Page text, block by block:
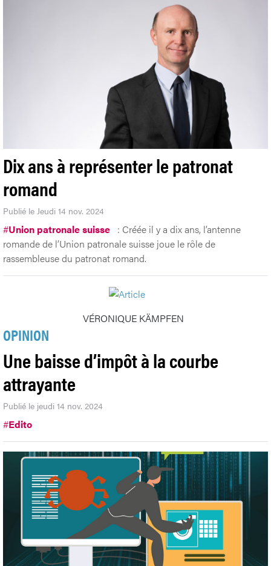
Dix ans à représenter le patronat
romand
Publié le Jeudi 14 nov. 2024
#Union patronale suisse : Créée il y a dix ans, l’antenne
romande de l’Union patronale suisse joue le rôle de
rassembleuse du patronat romand.
VÉRONIQUE KÄMPFEN
OPINION
Une baisse d’impôt à la courbe
attrayante
Publié le jeudi 14 nov. 2024
#Edito